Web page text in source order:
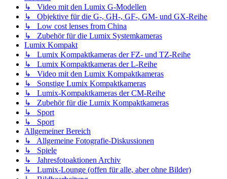
↳ Video mit den Lumix G-Modellen
↳ Objektive für die G-, GH-, GF-, GM- und GX-Reihe
↳ Low cost lenses from China
↳ Zubehör für die Lumix Systemkameras
Lumix Kompakt
↳ Lumix Kompaktkameras der FZ- und TZ-Reihe
↳ Lumix Kompaktkameras der L-Reihe
↳ Video mit den Lumix Kompaktkameras
↳ Sonstige Lumix Kompaktkameras
↳ Lumix-Kompaktkameras der CM-Reihe
↳ Zubehör für die Lumix Kompaktkameras
↳ Sport
↳ Sport
Allgemeiner Bereich
↳ Allgemeine Fotografie-Diskussionen
↳ Spiele
↳ Jahresfotoaktionen Archiv
↳ Lumix-Lounge (offen für alle, aber ohne Bilder)